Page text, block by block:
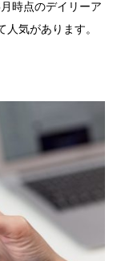
時点のデイリーア
気があります。